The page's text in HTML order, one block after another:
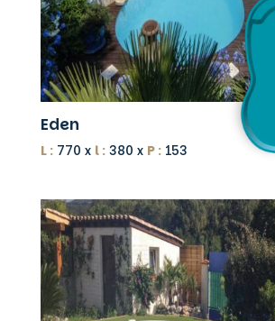
Eden
L :770 x l :380 x P :153